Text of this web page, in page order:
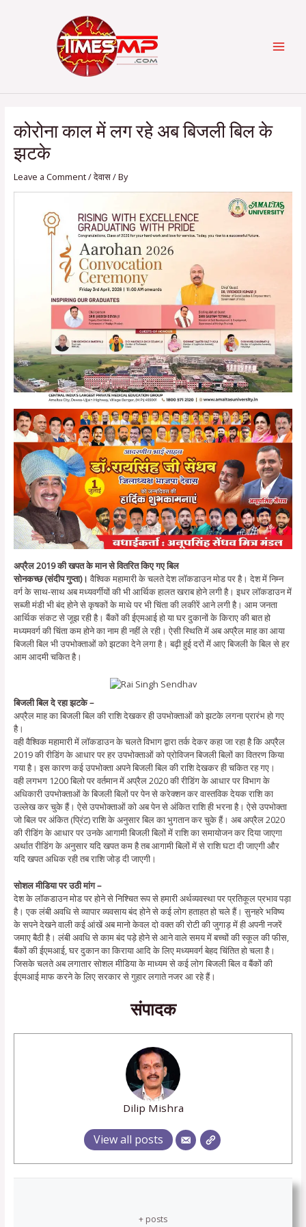
कोरोना काल में लग रहे अब बिजली बिल के
झटके
Leave a Comment/देवास/ By
अप्रैल 2019 की खपत के मान से वितरित किए गए बिल
सोनकच्छ (संदीप गुप्ता)। वैश्विक महामारी के चलते देश लॉकडाउन मोड पर है। देश में निम्न
वर्ग के साथ-साथ अब मध्यवर्गीयों की भी आर्थिक हालत खराब होने लगी है। इधर लॉकडाउन में
सब्जी मंडी भी बंद होने से कृषकों के माथे पर भी चिंता की लकीरें आने लगी है। आम जनता
आर्थिक संकट से जूझ रही है। बैंकों की ईएमआई हो या घर दुकानों के किराए की बात हो
मध्यमवर्ग की चिंता कम होने का नाम ही नहीं ले रही। ऐसी स्थिति में अब अप्रैल माह का आया
बिजली बिल भी उपभोक्ताओं को झटका देने लगा है। बढ़ी हुई दरों में आए बिजली के बिल से हर
आम आदमी चकित है।
बिजली बिल दे रहा झटके –
अप्रैल माह का बिजली बिल की राशि देखकर ही उपभोक्ताओं को झटके लगना प्रारंभ हो गए
है।
वही वैश्विक महामारी में लॉकडाउन के चलते विभाग द्वारा तर्क देकर कहा जा रहा है कि अप्रैल
2019 की रीडिंग के आधार पर हर उपभोक्ताओं को प्रोविजन बिजली बिलों का वितरण किया
गया है। इस कारण कई उपभोक्ता अपने बिजली बिल की राशि देखकर ही चकित रह गए।
वही लगभग 1200 बिलो पर वर्तमान में अप्रैल 2020 की रीडिंग के आधार पर विभाग के
अधिकारी उपभोक्ताओं के बिजली बिलों पर पेन से करेक्शन कर वास्तविक देयक राशि का
उल्लेख कर चुके हैं। ऐसे उपभोक्ताओं को अब पेन से अंकित राशि ही भरना है। ऐसे उपभोक्ता
जो बिल पर अंकित (प्रिंट) राशि के अनुसार बिल का भुगतान कर चुके हैं। अब अप्रैल 2020
की रीडिंग के आधार पर उनके आगामी बिजली बिलों में राशि का समायोजन कर दिया जाएगा
अर्थात रीडिंग के अनुसार यदि खपत कम है तब आगामी बिलों में से राशि घटा दी जाएगी और
यदि खपत अधिक रही तब राशि जोड़ दी जाएगी।
सोशल मीडिया पर उठी मांग –
देश के लॉकडाउन मोड पर होने से निश्चित रूप से हमारी अर्थव्यवस्था पर प्रतिकूल प्रभाव पड़ा
है। एक लंबी अवधि से व्यापार व्यवसाय बंद होने से कई लोग हताहत हो चले हैं। सुनहरे भविष्य
के सपने देखने वाली कई आंखें अब मानो केवल दो वक्त की रोटी की जुगाड़ में ही अपनी नजरें
जमाए बैठी है। लंबी अवधि से काम बंद पड़े होने से आने वाले समय में बच्चों की स्कूल की फीस,
बैंकों की ईएमआई, घर दुकान का किराया आदि के लिए मध्यमवर्ग बेहद चिंतित हो चला है।
जिसके चलते अब लगातार सोशल मीडिया के माध्यम से कई लोग बिजली बिल व बैंकों की
ईएमआई माफ करने के लिए सरकार से गुहार लगाते नजर आ रहे हैं।
संपादक
Dilip Mishra
View all posts
+ posts
navigation